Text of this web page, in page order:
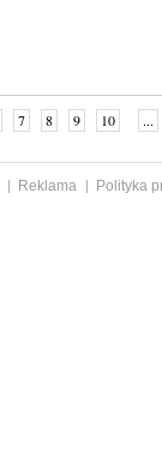
7 8 9 10 ...
Reklama
Polityka